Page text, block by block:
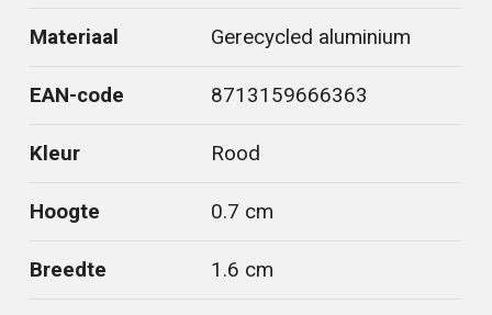
Materiaal Gerecycled aluminium
EAN-code 8713159666363
Kleur Rood
Hoogte 0.7 cm
Breedte 1.6 cm